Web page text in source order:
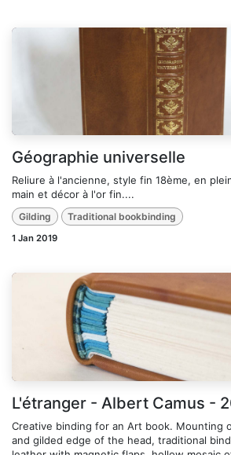
Géographie universelle
Reliure à l'ancienne, style fin 18ème, en
main et décor à l'or fin....
Gilding Traditional bookbinding
1 Jan 2019
L'étranger - Albert Camus -
Creative binding for an Art book. Mounting
and gilded edge of the head, traditional